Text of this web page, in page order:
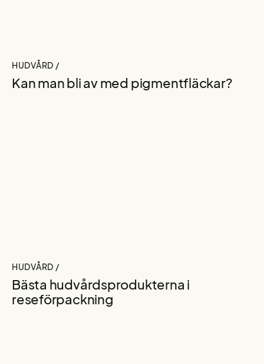
HUDVÅRD /
Kan man bli av med pigmentfläckar?
HUDVÅRD /
Bästa hudvårdsprodukterna i
reseförpackning